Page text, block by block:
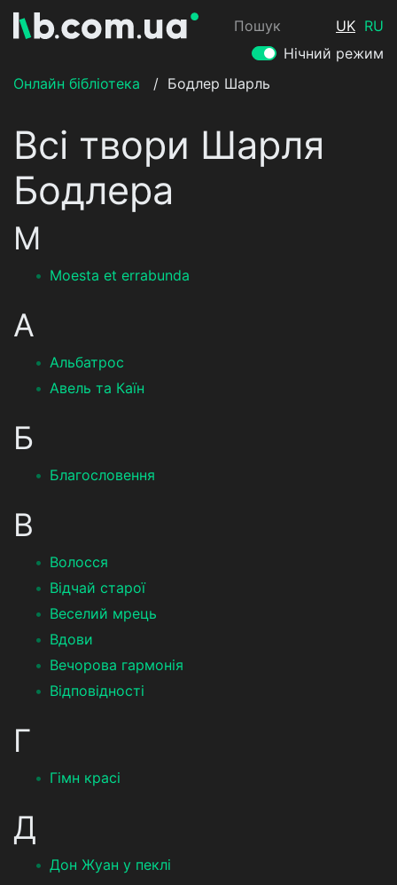
Пошук UK RU
Нічний режим
Онлайн бібліотека
/ Бодлер Шарль
Всі твори Шарля
Бодлера
M
Moesta et errabunda
А
Альбатрос
Авель та Каїн
Б
Благословення
В
Волосся
Відчай старої
Веселий мрець
Вдови
Вечорова гармонія
Відповідності
Г
Гімн красі
Д
Дон Жуан у пеклі